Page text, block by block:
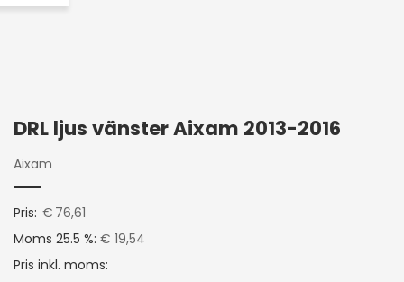
DRL ljus vänster Aixam 2013-2016
Aixam
Pris: € 76,61
Moms 25.5 %: € 19,54
Pris inkl. moms: